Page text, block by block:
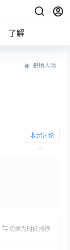
了解
职场人际
收起讨论
切换为时间排序